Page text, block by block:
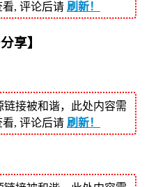
看, 评论后请 刷新！
享】
链接被和谐，此处内容需
看, 评论后请 刷新！